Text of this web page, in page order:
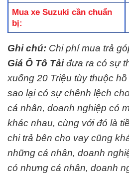
Mua xe Suzuki cần chuẩn
bị:
Ghi chú: Chi phí mua trả
Giá Ô Tô Tảiđưa ra có sự
xuống 20 Triệu tùy thuộc
sao lại có sự chênh lệch
cá nhân, doanh nghiệp có
khác nhau, cùng với đó là
chi trả bên cho vay cũng
những cá nhân, doanh
có nhưng cá nhân, doanh